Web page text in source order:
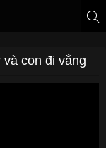
con đi vắng